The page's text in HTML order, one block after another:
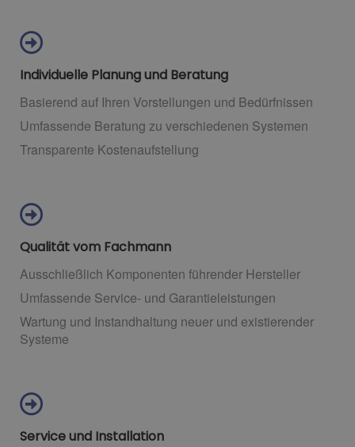
Individuelle Planung und Beratung
Basierend auf Ihren Vorstellungen und Bedürfnissen
Umfassende Beratung zu verschiedenen Systemen
Transparente Kostenaufstellung
Qualität vom Fachmann
Ausschließlich Komponenten führender Hersteller
Umfassende Service- und Garantieleistungen
Wartung und Instandhaltung neuer und existierender
Systeme
Service und Installation